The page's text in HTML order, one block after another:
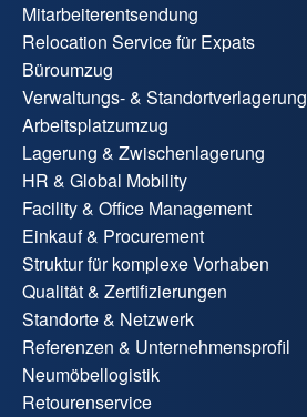
Mitarbeiterentsendung
Relocation Service für Expats
Büroumzug
Verwaltungs- & Standortverlagerung
Arbeitsplatzumzug
Lagerung & Zwischenlagerung
HR & Global Mobility
Facility & Office Management
Einkauf & Procurement
Struktur für komplexe Vorhaben
Qualität & Zertifizierungen
Standorte & Netzwerk
Referenzen & Unternehmensprofil
Neumöbellogistik
Retourenservice